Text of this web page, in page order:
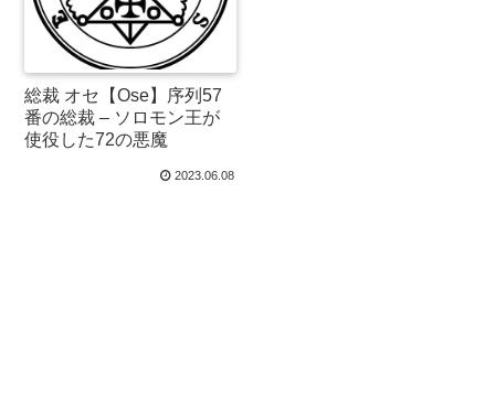
総裁 オセ【Ose】序列57
番の総裁 – ソロモン王が
使役した72の悪魔
2023.06.08